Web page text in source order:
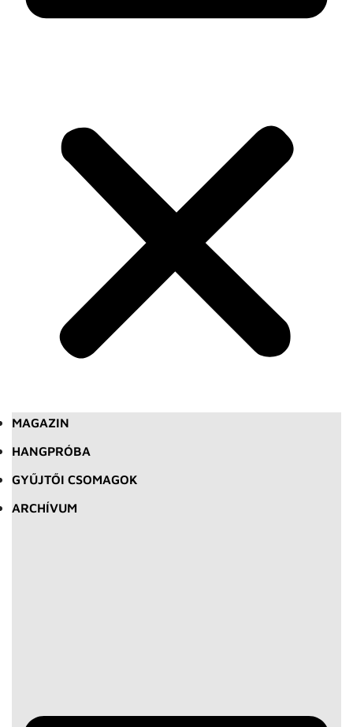
MAGAZIN
HANGPRÓBA
GYŰJTŐI CSOMAGOK
ARCHÍVUM